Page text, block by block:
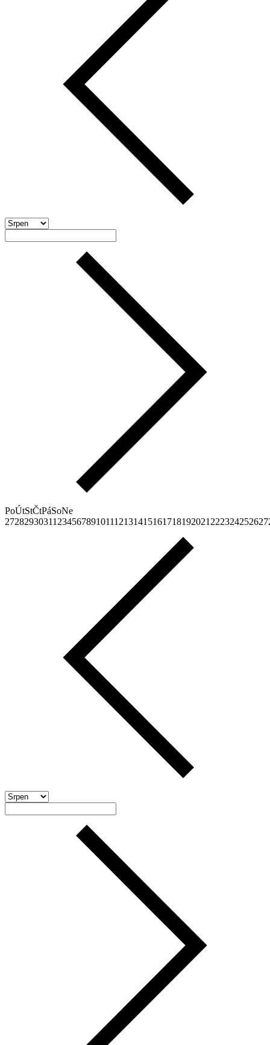
PoÚtStČtPáSoNe
27282930311 23456789101112131415161718192021 222324252627